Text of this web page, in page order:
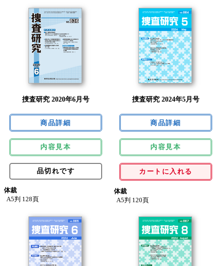
捜査研究 2020年6月号
内容見本
品切れです
体裁
A5判 128頁
捜査研究 2024年5月号
内容見本
カートに入れる
体裁
A5判 120頁